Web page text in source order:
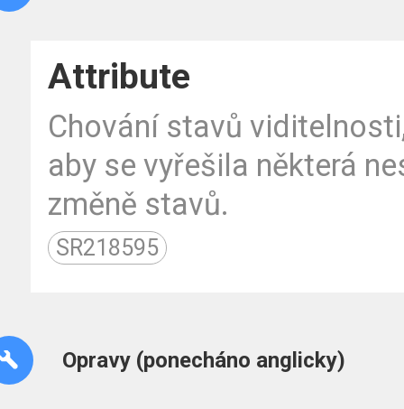
Attribute
Chování stavů
aby se vyřešila některá
změně stavů.
SR218595
Opravy (ponecháno anglicky)